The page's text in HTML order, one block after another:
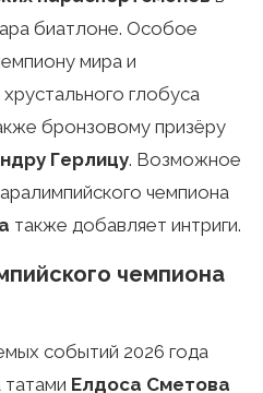
биатлоне. Особое
мира и
глобуса
бронзовому призёру
Герлицу. Возможное
чемпиона
также добавляет интриги.
чемпиона
событий 2026 года
Елдоса Сметова